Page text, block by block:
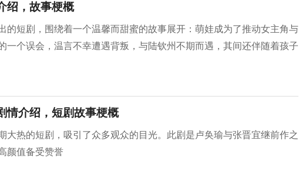
绍，故事梗概
的短剧，围绕着一个温馨而甜蜜的故事展开：萌娃成为了推动女主角与
一个误会，温言不幸遭遇背叛，与陆钦州不期而遇，其间还伴随着孩子
情介绍，短剧故事梗概
大热的短剧，吸引了众多观众的目光。此剧是卢奂瑜与张晋宜继前作之
颜值备受赞誉